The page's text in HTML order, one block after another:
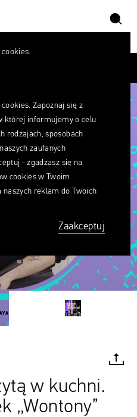
szukaj
w kuchni.
„Wontony”
Zapoznaj się z
której informujemy o celu
rodzajach, sposobach
zaufanych
- zgadzasz się na
cookies w Twoim
reklam do Twoich
Zaakceptuj